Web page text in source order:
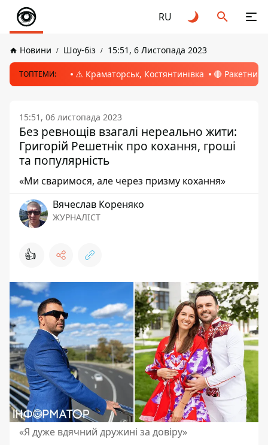
RU
Новини Шоу-біз 15:51, 6 Листопада 2023
ТОПТЕМИ: ⚠️ Краматорськ, Костянтинівка 🔴 Ракетний
15:51, 06 листопада 2023
Без ревнощів взагалі нереально жити:
Григорій Решетнік про кохання, гроші
та популярність
«Ми сваримося, але через призму кохання»
Вячеслав Кореняко
ЖУРНАЛІСТ
👍
«Я дуже вдячний дружині за довіру»